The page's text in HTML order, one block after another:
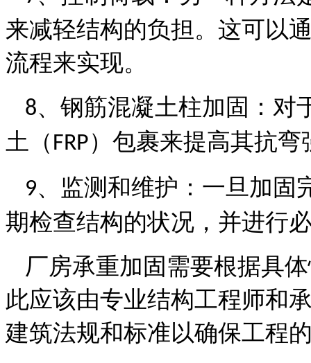
来减轻结构的负担。这可以
流程来实现。
8、 钢筋混凝土柱加固：对
土（ FRP）包裹来提高其抗
9、 监测和维护：一旦加固
期检查结构的状况，并进行
厂房承重加固需要根据具
此应该由专业结构工程师和
建筑法规和标准以确保工程